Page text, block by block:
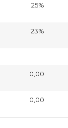
25%
23%
0,00
0,00